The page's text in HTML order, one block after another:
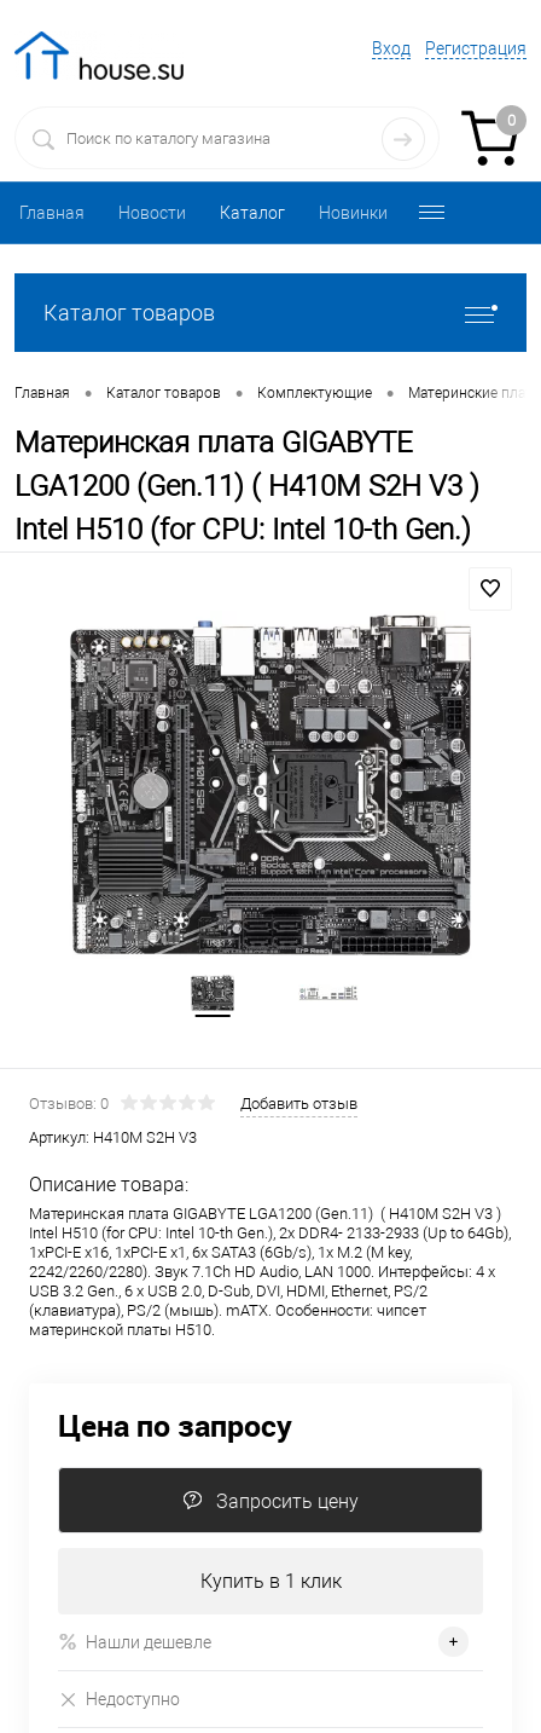
Вход Регистрация
0
Главная Новости Каталог Новинки
Каталог товаров
Главная • Каталог товаров • Комплектующие • Материнские
Материнская плата GIGABYTE
LGA1200 (Gen.11) ( H410M S2H V3 )
Intel H510 (for CPU: Intel 10-th Gen.)
Отзывов: 0
Добавить отзыв
Артикул: H410M S2H V3
Описание товара:
Материнская плата GIGABYTE LGA1200 (Gen.11) ( H410M S2H V3 )
Intel H510 (for CPU: Intel 10-th Gen.), 2x DDR4- 2133-2933 (Up to 64Gb),
1xPCI-E x16, 1xPCI-E x1, 6x SATA3 (6Gb/s), 1x M.2 (M key,
2242/2260/2280). Звук 7.1Ch HD Audio, LAN 1000. Интерфейсы: 4 x
USB 3.2 Gen., 6 x USB 2.0, D-Sub, DVI, HDMI, Ethernet, PS/2
(клавиатура), PS/2 (мышь). mATX. Особенности: чипсет
материнской платы H510.
Цена по запросу
Запросить цену
Купить в 1 клик
Нашли дешевле
Недоступно